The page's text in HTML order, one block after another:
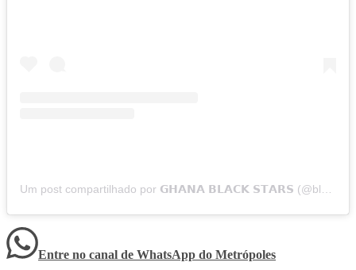
Entre no canal de WhatsApp do Metrópoles